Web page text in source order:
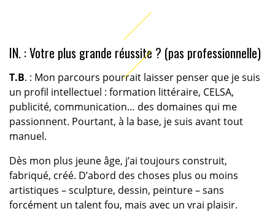
IN. : Votre plus grande réussite ? (pas professionnelle)
T.B. : Mon parcours pourrait laisser penser que je suis
un profil intellectuel : formation littéraire, CELSA,
publicité, communication… des domaines qui me
passionnent. Pourtant, à la base, je suis avant tout
manuel.
Dès mon plus jeune âge, j’ai toujours construit,
fabriqué, créé. D’abord des choses plus ou moins
artistiques – sculpture, dessin, peinture – sans
forcément un talent fou, mais avec un vrai plaisir.